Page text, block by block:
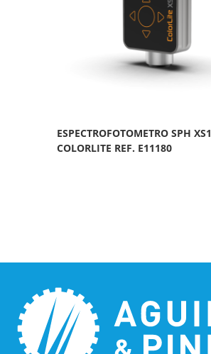
ESPECTROFOTOMETRO SPH XS1
COLORLITE REF. E11180